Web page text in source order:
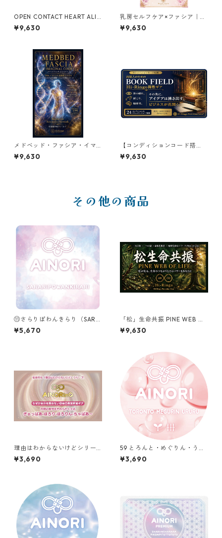
OPEN CONTACT HEART ALIG
NMENT｜オープンコンタク
ト・ハートアライメント
¥9,630
乳房セルフケア×ファシア｜Br
east Self Care × FASCIA Hi-
Ringo関数ギア
¥9,630
メドベッド・ファシア・イマ
ジナルコード｜MEDBED FAS
CIA IMAGINAL CODE
¥9,630
【コンディションコード搭
載】出版人のための BOOK FI
ELD Hi-Ringo関数ギア
¥9,630
その他の商品
⑪さらりぽわんきらり（SARA
RIPOWANKIRARI）
¥5,670
「松」生命共振 PINE WEB OF
LIFE ーHi-Ringo Function G
earー
¥9,630
理由はわからないけどシリー
ズ【A】｜なぜか自分を責めな
い❽自己否定解放ギア ぎゅっ
¥3,690
59 とろんと・めぐりん・うる
る（TORONTO MEGURIN UR
URU）
¥3,690